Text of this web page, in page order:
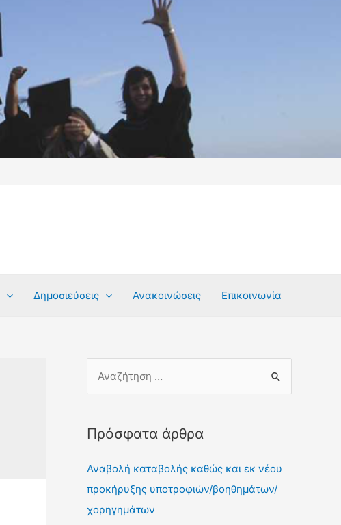
Δημοσιεύσεις Ανακοινώσεις Επικοινωνία
Πρόσφατα άρθρα
Αναβολή καταβολής καθώς και εκ νέου
προκήρυξης υποτροφιών/βοηθημάτων/
χορηγημάτων